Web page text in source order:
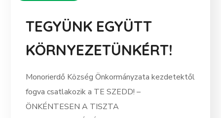
TEGYÜNK EGYÜTT
KÖRNYEZETÜNKÉRT!
Monorierdő Község Önkormányzata kezdetektől
fogva csatlakozik a TE SZEDD! –
ÖNKÉNTESEN A TISZTA